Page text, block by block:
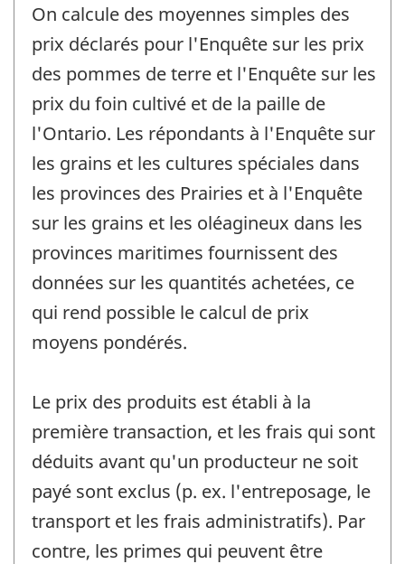
On calcule des moyennes simples des
prix déclarés pour l'Enquête sur les prix
des pommes de terre et l'Enquête sur les
prix du foin cultivé et de la paille de
l'Ontario. Les répondants à l'Enquête sur
les grains et les cultures spéciales dans
les provinces des Prairies et à l'Enquête
sur les grains et les oléagineux dans les
provinces maritimes fournissent des
données sur les quantités achetées, ce
qui rend possible le calcul de prix
moyens pondérés.
Le prix des produits est établi à la
première transaction, et les frais qui sont
déduits avant qu'un producteur ne soit
payé sont exclus (p. ex. l'entreposage, le
transport et les frais administratifs). Par
contre, les primes qui peuvent être